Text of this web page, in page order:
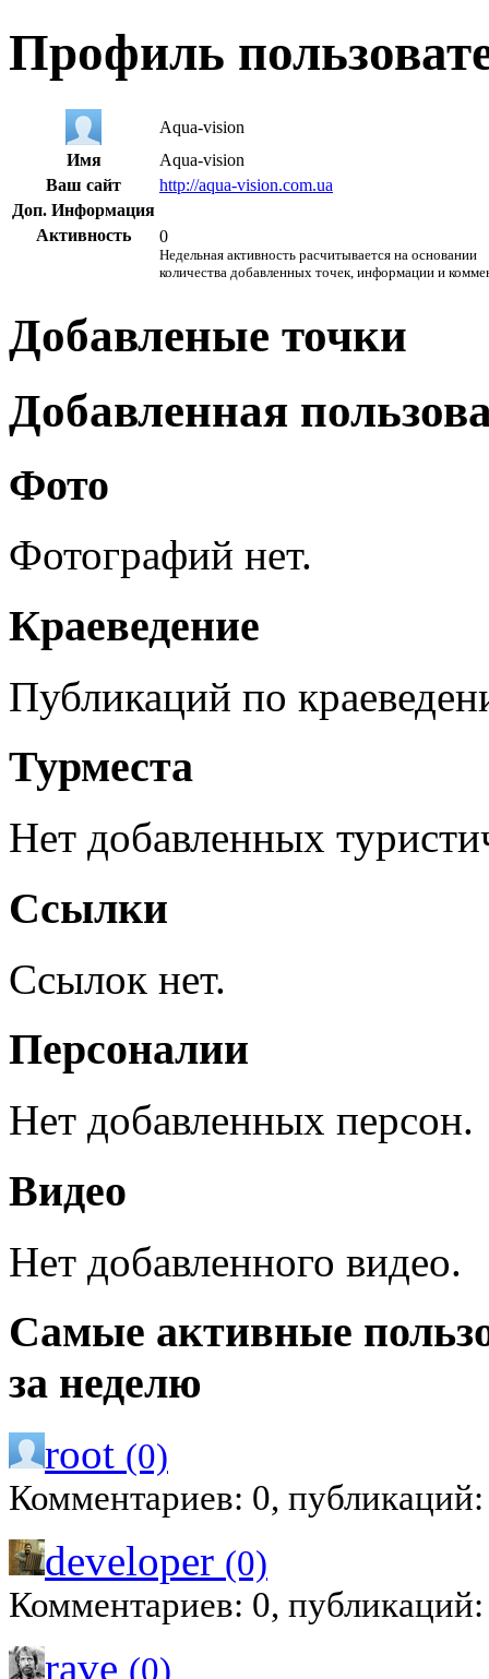
Профиль
Aqua-vision
Имя
Aqua-vision
Ваш сайт
http://aqua-vision.com.ua
Доп. Информация
Активность
0
Недельная активность расчитывается на основании
количества добавленных точек, информации и
Добавленые точки
Добавленная
Фото
Фотографий нет.
Краеведение
Публикаций по
Турместа
Нет добавленных
Ссылки
Ссылок нет.
Персоналии
Нет добавленных персон.
Видео
Нет добавленного видео.
Самые активные
за неделю
root (0)
Комментариев: 0,
developer (0)
Комментариев: 0,
rave (0)